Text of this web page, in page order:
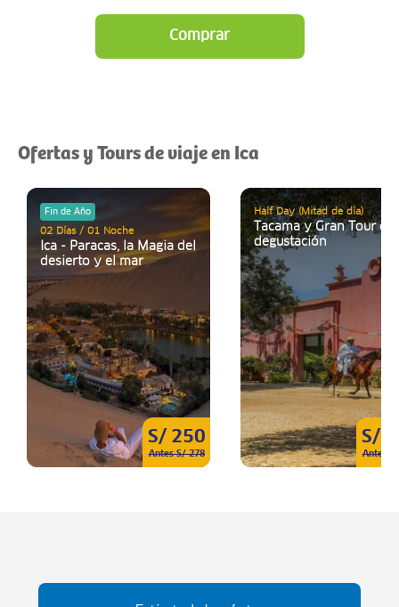
Comprar
Ofertas y Tours de viaje en Ica
S/ 250
Antes S/ 278
Fin de Año
02 Días / 01 Noche
Ica - Paracas, la Magia del
desierto y el mar
S/
Antes
Half Day (Mitad de día)
Tacama y Gran Tour
degustación